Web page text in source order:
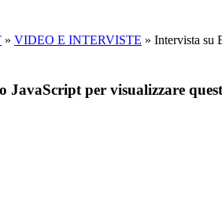
» VIDEO E INTERVISTE » Intervista su
JavaScript per visualizzare